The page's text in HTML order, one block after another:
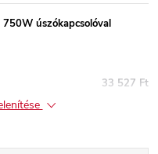
úszókapcsolóval
33 527 Ft